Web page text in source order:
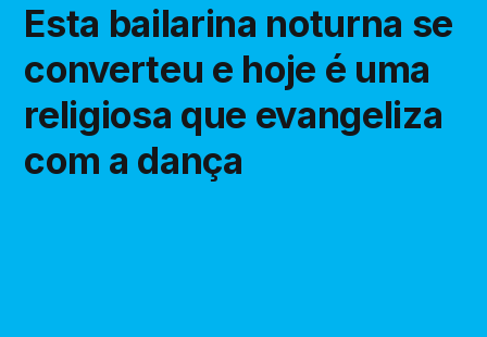
Esta bailarina noturna se
converteu e hoje é uma
religiosa que evangeliza
com a dança